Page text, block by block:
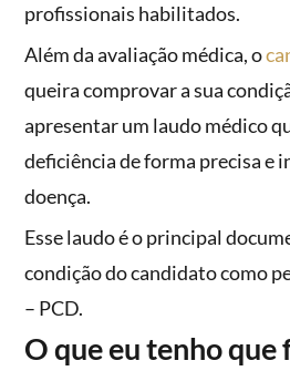
profissionais habilitados.
Além da avaliação médica, o
queira comprovar a sua
apresentar um laudo médico
deficiência de forma precisa e
doença.
Esse laudo é o principal
condição do candidato como
– PCD.
O que eu tenho que